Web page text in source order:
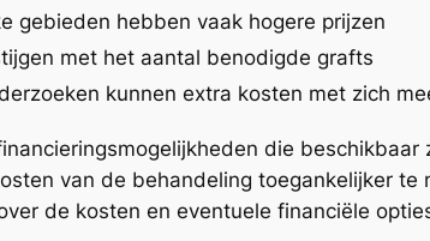
gebieden hebben vaak hogere prijzen
met het aantal benodigde grafts
kunnen extra kosten met zich
die
van de behandeling toegankelijker
de kosten en eventuele financiële